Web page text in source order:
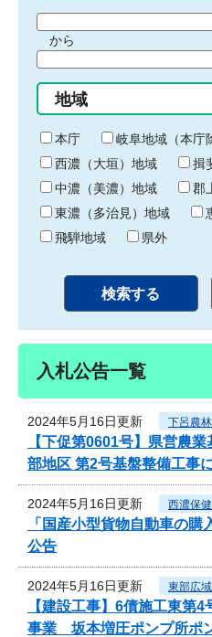
間
始
り
から
間
終
わ
り
地域
本庁
岐阜地域（本庁
西濃（大垣）地域
揖
中濃（美濃）地域
郡
東濃（多治見）地域
飛騨地域
県外
入札公告一覧
2024年5月16日更新 下呂農
【下促第0601号】県営農
部地区 第2号基盤整備工事
2024年5月16日更新 西濃保
「国産小型貨物自動車の
公告
2024年5月16日更新 東部広
【建設工事】6債施工東第
事業 坂本増圧ポンプ所ポ